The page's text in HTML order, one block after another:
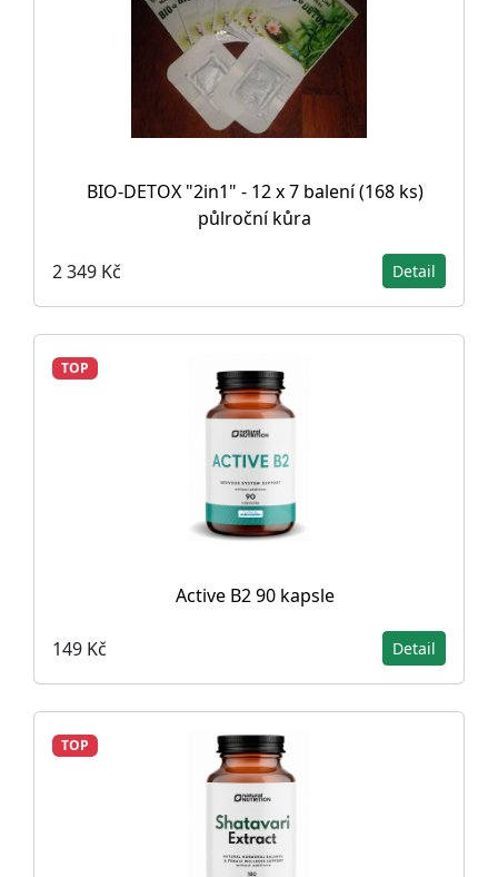
BIO-DETOX "2in1" - 12 x 7 balení (168 ks)
půlroční kůra
2 349 Kč Detail
TOP
Active B2 90 kapsle
149 Kč Detail
TOP